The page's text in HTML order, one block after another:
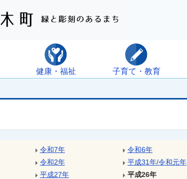
健康・福祉 子育て・教育
令和7年 令和6年
令和2年 平成31年/令和元年
平成27年 平成26年